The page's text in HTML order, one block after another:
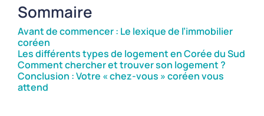
Sommaire
Avant de commencer : Le lexique de l’immobilier
coréen
Les différents types de logement en Corée du Sud
Comment chercher et trouver son logement ?
Conclusion : Votre « chez-vous » coréen vous
attend